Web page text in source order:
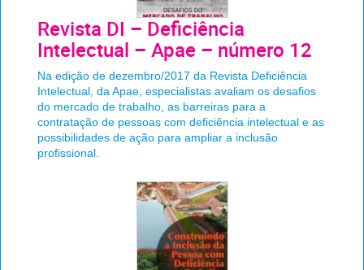
Revista DI – Deficiência
Intelectual – Apae – número 12
Na edição de dezembro/2017 da Revista Deficiência
Intelectual, da Apae, especialistas avaliam os desafios
do mercado de trabalho, as barreiras para a
contratação de pessoas com deficiência intelectual e as
possibilidades de ação para ampliar a inclusão
profissional.